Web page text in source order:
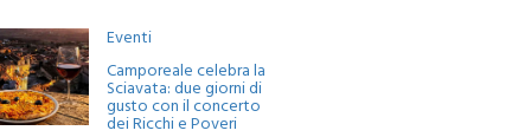
Eventi
Camporeale celebra la
Sciavata: due giorni di
gusto con il concerto